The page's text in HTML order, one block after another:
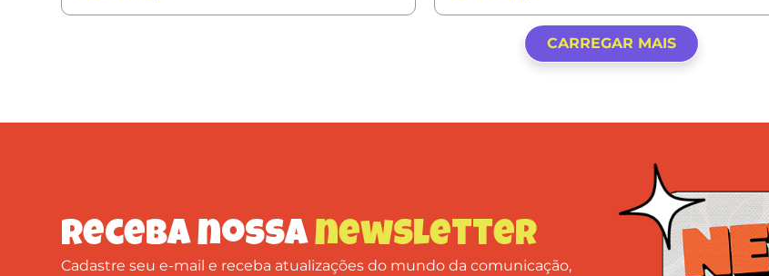
CARREGAR MAIS
Receba nossanewsletter
Cadastre seu e-mail e receba atualizações do mundo da comunicação,